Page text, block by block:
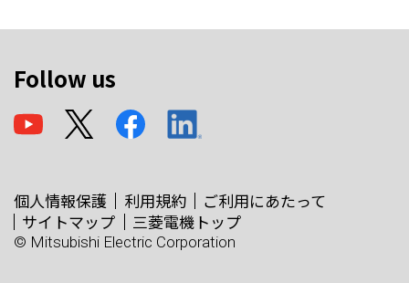
Follow us
個人情報保護 利用規約
ご利用にあたって
サイトマップ
三菱電機トップ
© Mitsubishi Electric Corporation